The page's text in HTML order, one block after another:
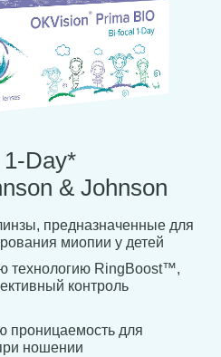
Day*
& Johnson
предназначенные для
миопии у детей
технологию RingBoost™,
контроль
проницаемость для
ношении